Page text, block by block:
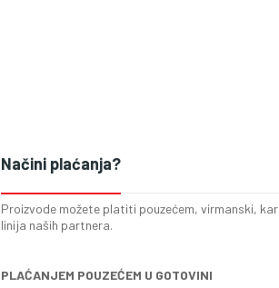
Načini plaćanja?
Proizvode možete platiti pouzećem, virmanski,
linija naših partnera.
PLAĆANJEM POUZEĆEM U GOTOVINI